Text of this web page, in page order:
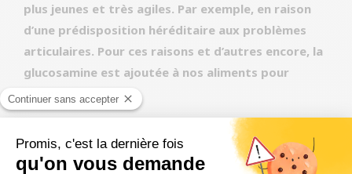
plus jeunes et très agiles. Par exemple, en raison
d’une prédisposition héréditaire aux problèmes
articulaires. Pour ces raisons et d’autres encore, la
glucosamine est ajoutée à nos aliments pour
chiens.
Thyme
Le thym est un genre de la famille des fleurs à